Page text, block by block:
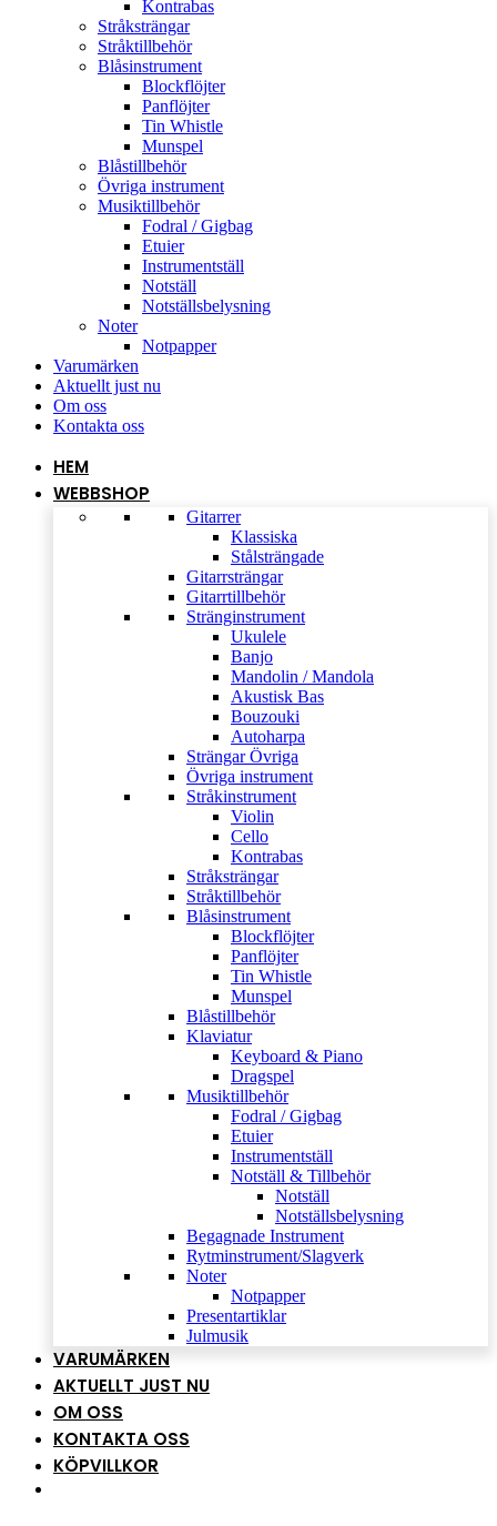
Kontrabas
Stråksträngar
Stråktillbehör
Blåsinstrument
Blockflöjter
Panflöjter
Tin Whistle
Munspel
Blåstillbehör
Övriga instrument
Musiktillbehör
Fodral / Gigbag
Etuier
Instrumentställ
Notställ
Notställsbelysning
Noter
Notpapper
Varumärken
Aktuellt just nu
Om oss
Kontakta oss
HEM
WEBBSHOP
Gitarrer
Klassiska
Stålsträngade
Gitarrsträngar
Gitarrtillbehör
Stränginstrument
Ukulele
Banjo
Mandolin / Mandola
Akustisk Bas
Bouzouki
Autoharpa
Strängar Övriga
Övriga instrument
Stråkinstrument
Violin
Cello
Kontrabas
Stråksträngar
Stråktillbehör
Blåsinstrument
Blockflöjter
Panflöjter
Tin Whistle
Munspel
Blåstillbehör
Klaviatur
Keyboard & Piano
Dragspel
Musiktillbehör
Fodral / Gigbag
Etuier
Instrumentställ
Notställ & Tillbehör
Notställ
Notställsbelysning
Begagnade Instrument
Rytminstrument/Slagverk
Noter
Notpapper
Presentartiklar
Julmusik
VARUMÄRKEN
AKTUELLT JUST NU
OM OSS
KONTAKTA OSS
KÖPVILLKOR